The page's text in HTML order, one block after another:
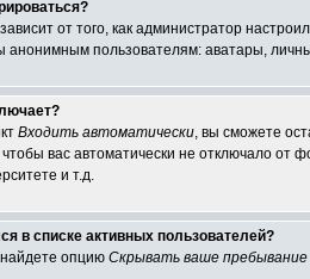
от того, как администратор
пользователям: аватары,
Входить автоматически, вы сможете
вас автоматически не отключало от
и т.д.
в списке активных пользователей?
опцию Скрывать ваше